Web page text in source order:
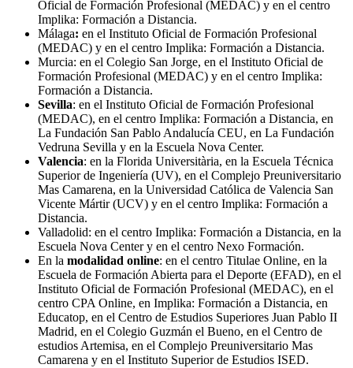
Oficial de Formación Profesional (MEDAC) y en el centro
Implika: Formación a Distancia.
Málaga: en el Instituto Oficial de Formación Profesional
(MEDAC) y en el centro Implika: Formación a Distancia.
Murcia: en el Colegio San Jorge, en el Instituto Oficial de
Formación Profesional (MEDAC) y en el centro Implika:
Formación a Distancia.
Sevilla: en el Instituto Oficial de Formación Profesional
(MEDAC), en el centro Implika: Formación a Distancia, en
La Fundación San Pablo Andalucía CEU, en La Fundación
Vedruna Sevilla y en la Escuela Nova Center.
Valencia: en la Florida Universitària, en la Escuela Técnica
Superior de Ingeniería (UV), en el Complejo Preuniversitario
Mas Camarena, en la Universidad Católica de Valencia San
Vicente Mártir (UCV) y en el centro Implika: Formación a
Distancia.
Valladolid: en el centro Implika: Formación a Distancia, en la
Escuela Nova Center y en el centro Nexo Formación.
En la modalidad online: en el centro Titulae Online, en la
Escuela de Formación Abierta para el Deporte (EFAD), en el
Instituto Oficial de Formación Profesional (MEDAC), en el
centro CPA Online, en Implika: Formación a Distancia, en
Educatop, en el Centro de Estudios Superiores Juan Pablo II
Madrid, en el Colegio Guzmán el Bueno, en el Centro de
estudios Artemisa, en el Complejo Preuniversitario Mas
Camarena y en el Instituto Superior de Estudios ISED.